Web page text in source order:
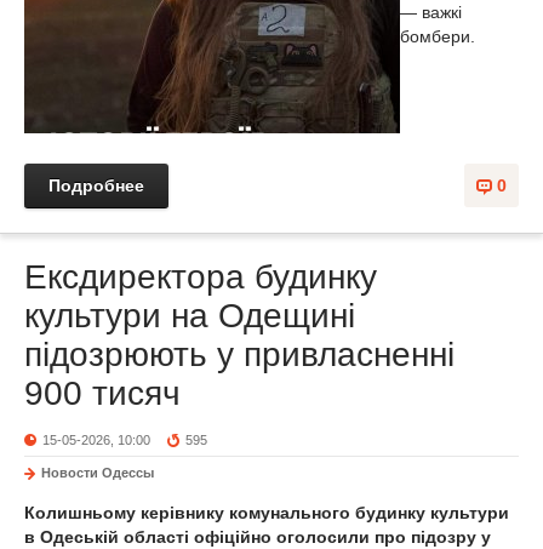
— важкі
бомбери.
0
Подробнее
Ексдиректора будинку
культури на Одещині
підозрюють у привласненні
900 тисяч
15-05-2026, 10:00 595
Новости Одессы
Колишньому керівнику комунального будинку культури
в Одеській області офіційно оголосили про підозру у